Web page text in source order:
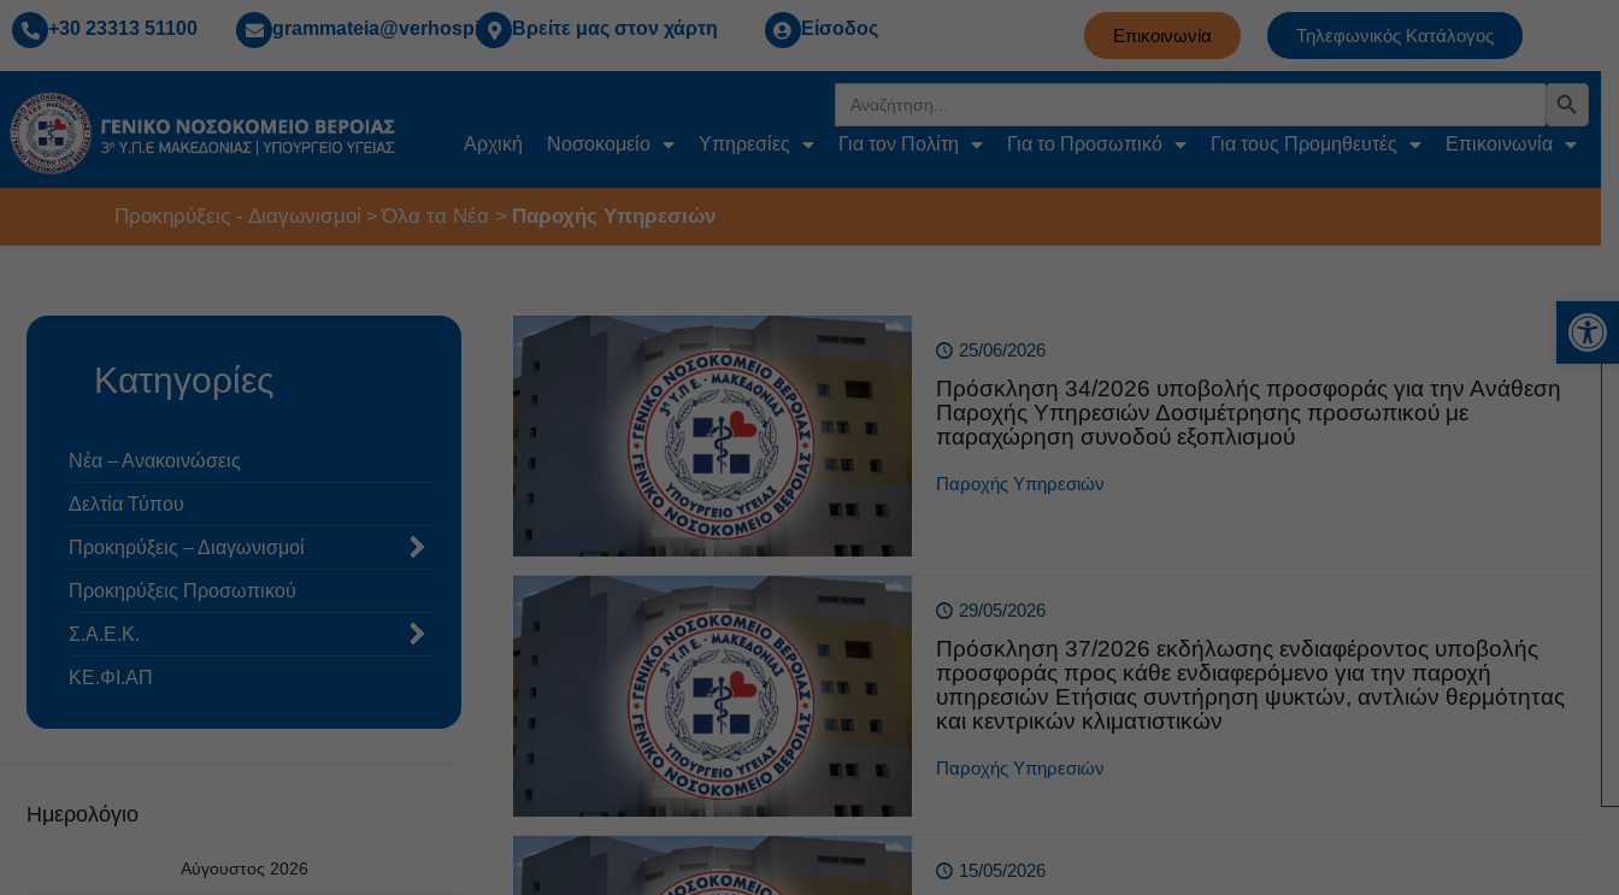
+30 23313 51100 grammateia@verhospi.gr Βρείτε μας στον χάρτη Είσοδος Επικοινωνία Τηλεφωνικός Κατάλογος
for:
Search Button
Αρχική Νοσοκομείο Υπηρεσίες Για τον Πολίτη Για το Προσωπικό Για τους Προμηθευτές Επικοινωνία
Προκηρύξεις - Διαγωνισμοί >Όλα τα Νέα > Παροχής Υπηρεσιών
25/06/2026
Πρόσκληση 34/2026 υποβολής προσφοράς για την Ανάθεση
Παροχής Υπηρεσιών Δοσιμέτρησης προσωπικού με
παραχώρηση συνοδού εξοπλισμού
Παροχής Υπηρεσιών
29/05/2026
Πρόσκληση 37/2026 εκδήλωσης ενδιαφέροντος υποβολής
προσφοράς προς κάθε ενδιαφερόμενο για την παροχή
υπηρεσιών Ετήσιας συντήρηση ψυκτών, αντλιών θερμότητας
και κεντρικών κλιματιστικών
Παροχής Υπηρεσιών
15/05/2026
Κατηγορίες
Νέα – Ανακοινώσεις
Δελτία Τύπου
Προκηρύξεις – Διαγωνισμοί
Προκηρύξεις Προσωπικού
Σ.Α.Ε.Κ.
ΚΕ.ΦΙ.ΑΠ
Ημερολόγιο
Αύγουστος 2026